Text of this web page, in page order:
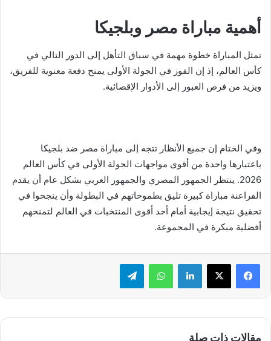
أهمية مباراة مصر وبلجيكا
تمثل المباراة خطوة مهمة في سباق التأهل إلى الدور التالي في
كأس العالم، إذ إن الفوز في الجولة الأولى يمنح دفعة معنوية للفريق،
ويزيد من فرص العبور إلى الأدوار الإقصائية.
وفي الختام إن جميع الأنظار تتجه إلى مباراة مصر ضد بلجيكا
باعتبارها واحدة من أقوى مواجهات الجولة الأولى في كأس العالم
2026. ينتظر الجمهور المصري والجمهور العربي بشكل عام أن يقدم
الفراعنة مباراة كبيرة تليق بطموحاتهم في البطولة وأن ينجحوا في
تحقيق نتيجة إيجابية أمام أحد أقوى المنتخبات في العالم لتمنحهم
أفضلية مبكرة في المجموعة.
لينكدإن واتساب تيلقرام
مقالات ذات صلة